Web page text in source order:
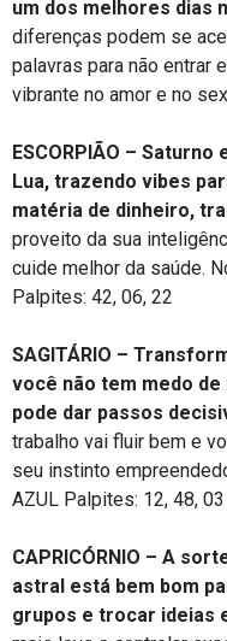
um dos melhores dias
diferenças podem se
palavras para não entrar
vibrante no amor e no
ESCORPIÃO –
Lua, trazendo vibes
matéria de dinheiro,
proveito da sua
cuide melhor da saúde.
Palpites: 42, 06, 22
SAGITÁRIO –
você não tem medo de
pode dar passos
trabalho vai fluir bem e
seu instinto
AZUL Palpites: 12, 48, 03
CAPRICÓRNIO – A
astral está bem bom
grupos e trocar ideias